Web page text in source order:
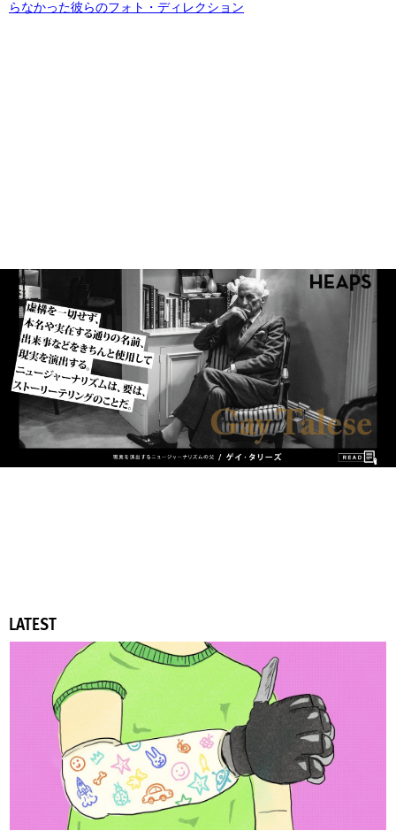
らなかった彼らのフォト・ディレクション
LATEST